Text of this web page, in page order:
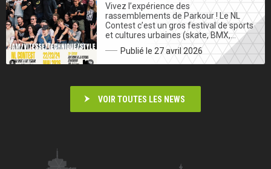
Vivez l’expérience des
rassemblements de Parkour ! Le NL
Contest c’est un gros festival de sports
et cultures urbaines (skate, BMX,…
Publié le 27 avril 2026
VOIR TOUTES LES NEWS